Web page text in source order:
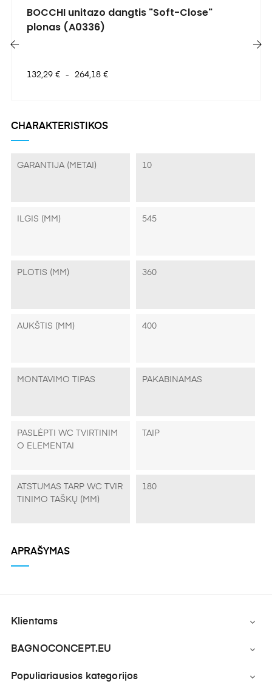
BOCCHI unitazo dangtis "Soft-Close"
plonas (A0336)
Kaina
132,29 € - 264,18 €
CHARAKTERISTIKOS
GARANTIJA (METAI) 10
ILGIS (MM) 545
PLOTIS (MM) 360
AUKŠTIS (MM) 400
MONTAVIMO TIPAS PAKABINAMAS
PASLĖPTI WC TVIRTINIM
O ELEMENTAI
TAIP
ATSTUMAS TARP WC TVIR
TINIMO TAŠKŲ (MM)
180
APRAŠYMAS
Klientams 
BAGNOCONCEPT.EU 
Populiariausios kategorijos 